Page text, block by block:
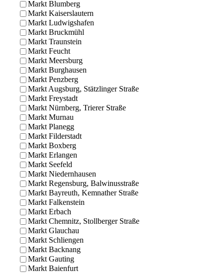
Markt Blumberg
Markt Kaiserslautern
Markt Ludwigshafen
Markt Bruckmühl
Markt Traunstein
Markt Feucht
Markt Meersburg
Markt Burghausen
Markt Penzberg
Markt Augsburg, Stätzlinger Straße
Markt Freystadt
Markt Nürnberg, Trierer Straße
Markt Murnau
Markt Planegg
Markt Filderstadt
Markt Boxberg
Markt Erlangen
Markt Seefeld
Markt Niedernhausen
Markt Regensburg, Balwinusstraße
Markt Bayreuth, Kemnather Straße
Markt Falkenstein
Markt Erbach
Markt Chemnitz, Stollberger Straße
Markt Glauchau
Markt Schliengen
Markt Backnang
Markt Gauting
Markt Baienfurt